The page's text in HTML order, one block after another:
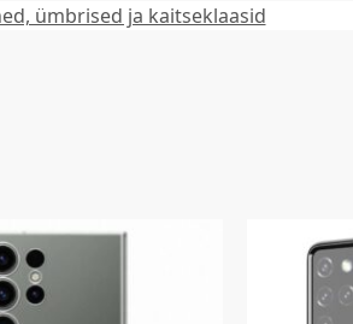
ümbrised ja kaitseklaasid